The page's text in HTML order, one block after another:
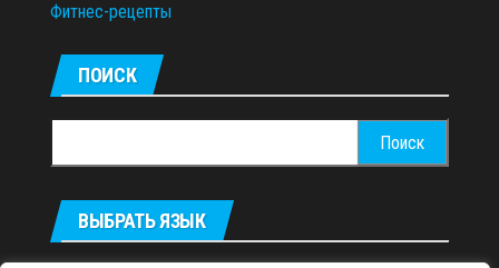
Фитнес-рецепты
ПОИСК
ВЫБРАТЬ ЯЗЫК